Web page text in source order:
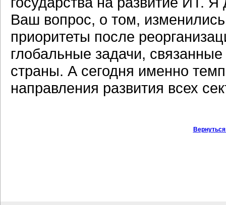
Ваш вопрос, о том,
приоритеты после
глобальные задачи,
страны. А сегодня именно
направления развития всех